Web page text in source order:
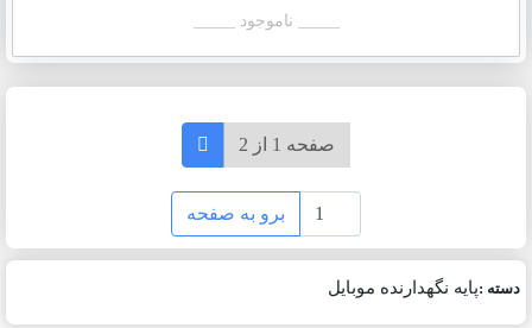
_____ ناموجود _____
صفحه 1 از 2
برو به صفحه
دسته :پایه نگهدارنده موبایل